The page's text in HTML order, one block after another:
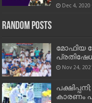
Dec 4, 2020
Random Posts
മോഫിയ
Nov 24,
കാരണം